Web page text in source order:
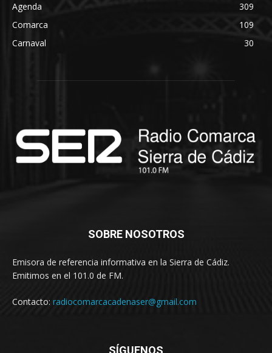
Agenda
309
Comarca
109
Carnaval
30
SOBRE NOSOTROS
Emisora de referencia informativa en la Sierra de Cádiz.
Emitimos en el 101.0 de FM.
Contacto: radiocomarcacadenaser@gmail.com